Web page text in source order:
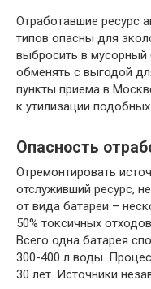
Отработавшие ресурс
типов опасны для
выбросить в
обменять с выгодой
пункты приема в
к утилизации
Опасность
Отремонтировать
отслуживший ресурс,
от вида батареи –
50% токсичных
Всего одна батарея
300-400 л воды.
30 лет. Источники